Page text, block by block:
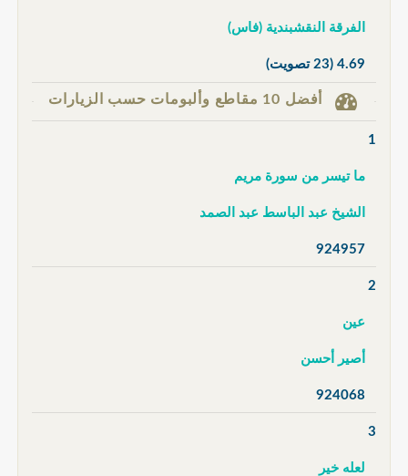
الفرقة النقشبندية (فاس)
4.69 (23 تصويت)
أفضل 10 مقاطع وألبومات حسب الزيارات
1
ما تيسر من سورة مريم
الشيخ عبد الباسط عبد الصمد
924957
2
عين
أصير أحسن
924068
3
لعله خير